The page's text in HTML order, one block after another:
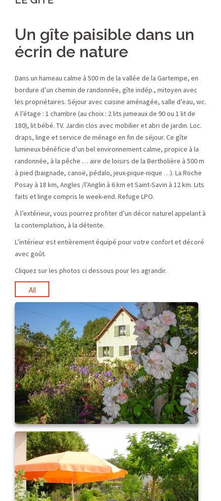
Un gîte paisible dans un
écrin de nature
Dans un hameau calme à 500 m de la vallée de la Gartempe, en
bordure d’un chemin de randonnée, gîte indép., mitoyen avec
les propriétaires. Séjour avec cuisine aménagée, salle d’eau, wc.
A l’étage : 1 chambre (au choix : 2 lits jumeaux de 90 ou 1 lit de
180), lit bébé. TV. Jardin clos avec mobilier et abri de jardin. Loc.
draps, linge et service de ménage en fin de séjour. Ce gîte
lumineux bénéficie d’un bel environnement calme, propice à la
randonnée, à la pêche … aire de loisirs de la Bertholière à 500 m
à pied (baignade, canoë, pédalo, jeux-pique-nique …). La Roche
Posay à 18 km, Angles /l’Anglin à 6 km et Saint-Savin à 12 km. Lits
faits et linge compris le week-end. Refuge LPO.
À l’extérieur, vous pourrez profiter d’un décor naturel appelant à
la contemplation, à la détente.
L’intérieur est entièrement équipé pour votre confort et décoré
avec goût.
Cliquez sur les photos ci dessous pour les agrandir.
All